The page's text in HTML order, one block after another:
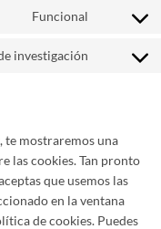
service
Funcional
Consent
service
investigación
Consent
te mostraremos una
las cookies. Tan pronto
que usemos las
en la ventana
de cookies. Puedes